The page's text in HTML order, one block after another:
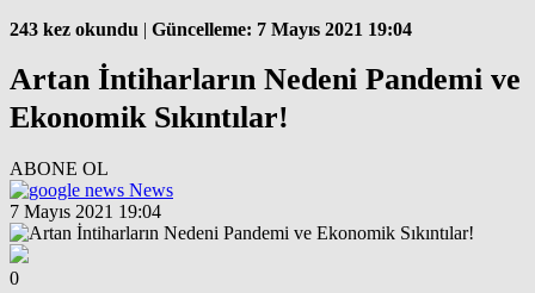
243 kez okundu | Güncelleme: 7 Mayıs 2021 19:04
Artan İntiharların Nedeni Pandemi ve
Ekonomik Sıkıntılar!
ABONE OL
News
7 Mayıs 2021 19:04
0